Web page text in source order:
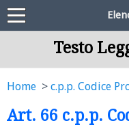
Testo
Home c.p.p. Codice
Art. 66 c.p.p.